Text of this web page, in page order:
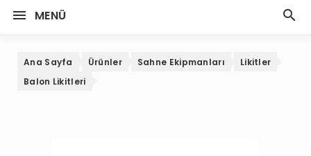
MENÜ
Ana Sayfa Ürünler Sahne Ekipmanları
Likitler
Balon Likitleri